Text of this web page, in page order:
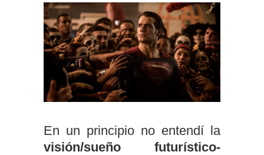
En un principio no entendí la
visión/sueño futurístico-